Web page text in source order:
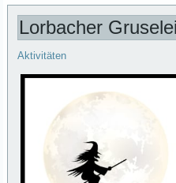
Lorbacher
Aktivitäten